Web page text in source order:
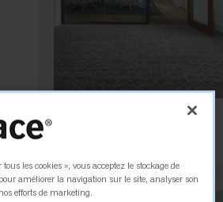
les cookies », vous acceptez le stockage de
améliorer la navigation sur le site, analyser son
efforts de marketing.